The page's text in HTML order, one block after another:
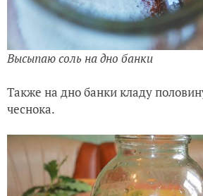
Высыпаю соль на дно банки
Также на дно банки кладу
чеснока.